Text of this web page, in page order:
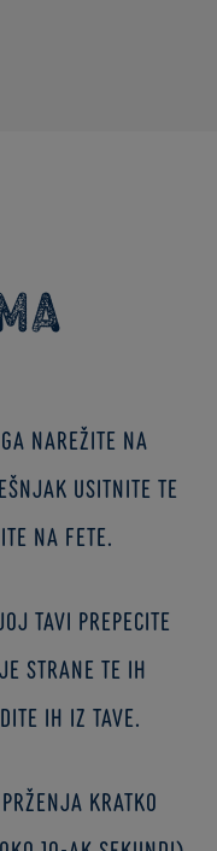
narežite na
usitnite te
na fete.
tavi prepecite
strane te ih
ih iz tave.
prženja kratko